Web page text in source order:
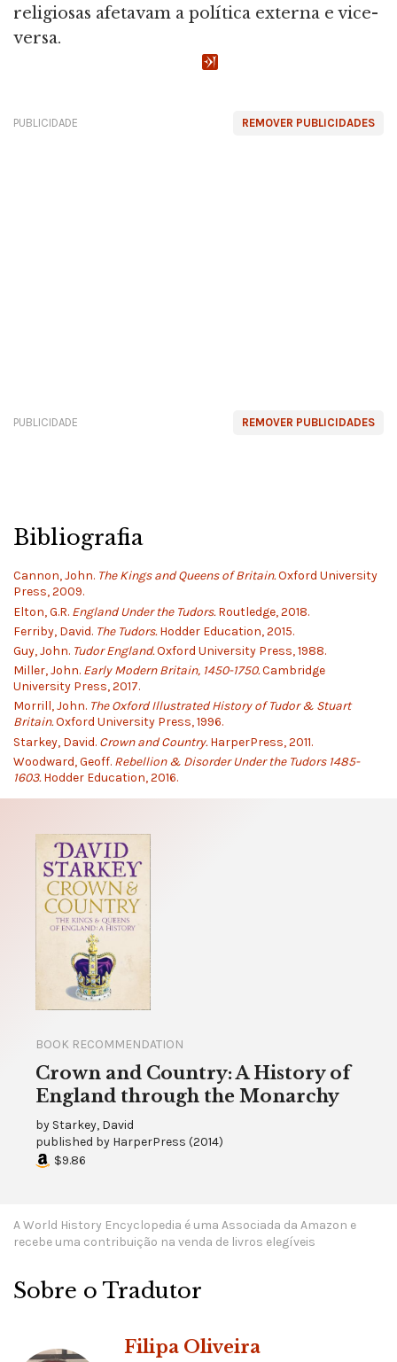
religiosas afetavam a política externa e vice-
versa.
REMOVER PUBLICIDADES
PUBLICIDADE
REMOVER PUBLICIDADES
PUBLICIDADE
Bibliografia
Cannon, John. The Kings and Queens of Britain.Oxford University
Press, 2009.
Elton, G.R. England Under the Tudors.Routledge, 2018.
Ferriby, David. The Tudors.Hodder Education, 2015.
Guy, John. Tudor England.Oxford University Press, 1988.
Miller, John. Early Modern Britain, 1450-1750.Cambridge
University Press, 2017.
Morrill, John. The Oxford Illustrated History of Tudor & Stuart
Britain.Oxford University Press, 1996.
Starkey, David. Crown and Country.HarperPress, 2011.
Woodward, Geoff. Rebellion & Disorder Under the Tudors 1485-
1603.Hodder Education, 2016.
BOOK RECOMMENDATION
Crown and Country: A History of
England through the Monarchy
by Starkey, David
published by HarperPress (2014)
$9.86
A World History Encyclopedia é uma Associada da Amazon e
recebe uma contribuição na venda de livros elegíveis
Sobre o Tradutor
Filipa Oliveira